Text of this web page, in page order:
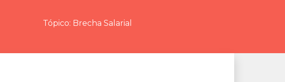
Tópico: Brecha Salarial